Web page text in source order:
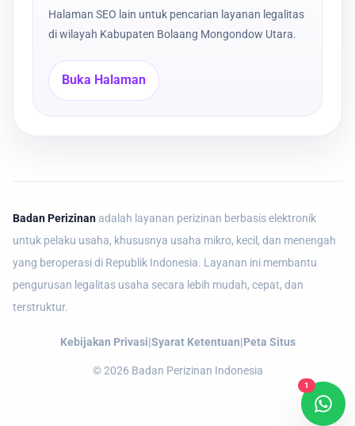
Halaman SEO lain untuk pencarian layanan legalitas
di wilayah Kabupaten Bolaang Mongondow Utara.
Buka Halaman
Badan Perizinan adalah layanan perizinan berbasis elektronik
untuk pelaku usaha, khususnya usaha mikro, kecil, dan menengah
yang beroperasi di Republik Indonesia. Layanan ini membantu
pengurusan legalitas usaha secara lebih mudah, cepat, dan
terstruktur.
Kebijakan Privasi|Syarat Ketentuan|Peta Situs
©2026 Badan Perizinan Indonesia
1